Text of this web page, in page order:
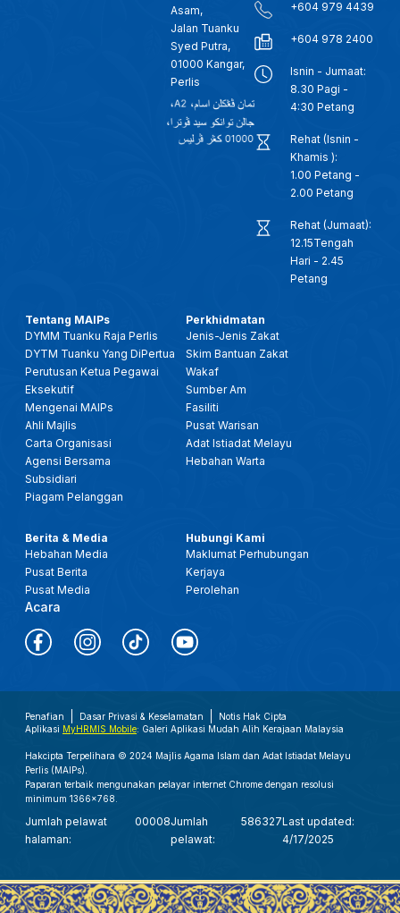
Asam,
Jalan Tuanku
Syed Putra,
01000 Kangar,
Perlis
+604 979 4439
+604 978 2400
Isnin - Jumaat:
8.30 Pagi -
4:30 Petang
Rehat (Isnin -
Khamis ):
1.00 Petang -
2.00 Petang
Rehat (Jumaat):
12.15Tengah
Hari - 2.45
Petang
Tentang MAIPs
DYMM Tuanku Raja Perlis
DYTM Tuanku Yang DiPertua
Perutusan Ketua Pegawai
Eksekutif
Mengenai MAIPs
Ahli Majlis
Carta Organisasi
Agensi Bersama
Subsidiari
Piagam Pelanggan
Perkhidmatan
Jenis-Jenis Zakat
Skim Bantuan Zakat
Wakaf
Sumber Am
Fasiliti
Pusat Warisan
Adat Istiadat Melayu
Hebahan Warta
Berita & Media
Hebahan Media
Pusat Berita
Pusat Media
Acara
Hubungi Kami
Maklumat Perhubungan
Kerjaya
Perolehan
Penafian Dasar Privasi & Keselamatan
Notis Hak Cipta
Aplikasi MyHRMIS Mobile: Galeri Aplikasi Mudah Alih Kerajaan Malaysia
Hakcipta Terpelihara © 2024 Majlis Agama Islam dan Adat Istiadat Melayu
Perlis (MAIPs).
Paparan terbaik mengunakan pelayar internet Chrome dengan resolusi
minimum 1366x768.
Jumlah pelawat
halaman:
00008Jumlah
pelawat:
586327Last updated:
4/17/2025